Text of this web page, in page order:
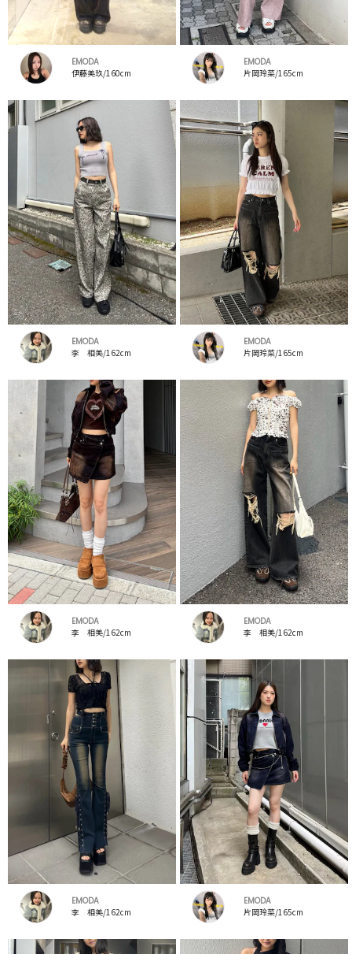
EMODA
伊藤美玖/160cm
EMODA
片岡玲菜/165cm
EMODA
李 相美/162cm
EMODA
片岡玲菜/165cm
EMODA
李 相美/162cm
EMODA
李 相美/162cm
EMODA
李 相美/162cm
EMODA
片岡玲菜/165cm